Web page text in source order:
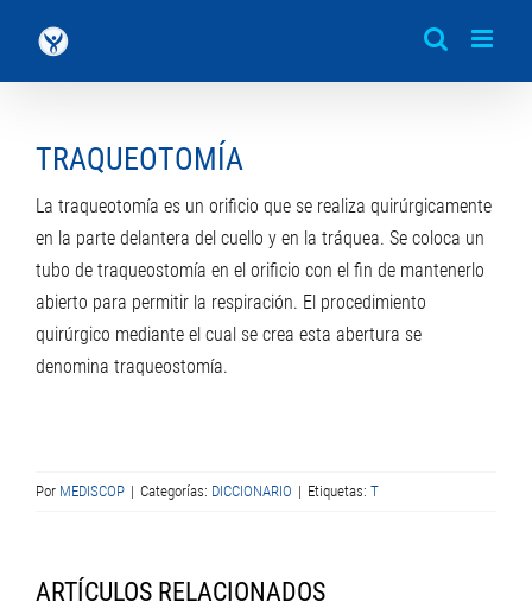
contenido
TRAQUEOTOMÍA
La traqueotomía es un orificio que se realiza quirúrgicamente
en la parte delantera del cuello y en la tráquea. Se coloca un
tubo de traqueostomía en el orificio con el fin de mantenerlo
abierto para permitir la respiración. El procedimiento
quirúrgico mediante el cual se crea esta abertura se
denomina traqueostomía.
Por MEDISCOP | Categorías: DICCIONARIO | Etiquetas: T
ARTÍCULOS RELACIONADOS